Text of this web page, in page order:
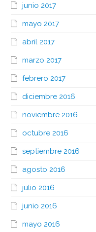
junio 2017
mayo 2017
abril 2017
marzo 2017
febrero 2017
diciembre 2016
noviembre 2016
octubre 2016
septiembre 2016
agosto 2016
julio 2016
junio 2016
mayo 2016